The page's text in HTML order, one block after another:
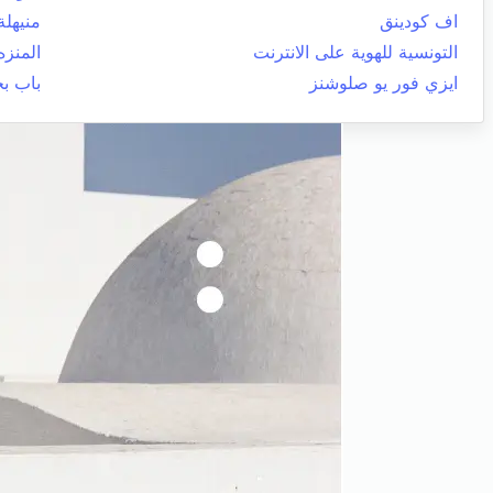
اف كودينق
التونسية للهوية على الانترنت
ايزي فور يو صلوشنز
باب